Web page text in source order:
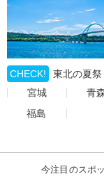
CHECK!
東北の夏祭
宮城
青
福島
今注目のスポ